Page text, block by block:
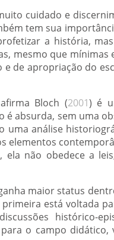
cuidado e
tem sua
a história,
mesmo que mínimas
de apropriação do
Bloch (2001) é
absurda, sem uma
uma análise
elementos
não obedece a
maior status
está voltada
histórico-
o campo didático,